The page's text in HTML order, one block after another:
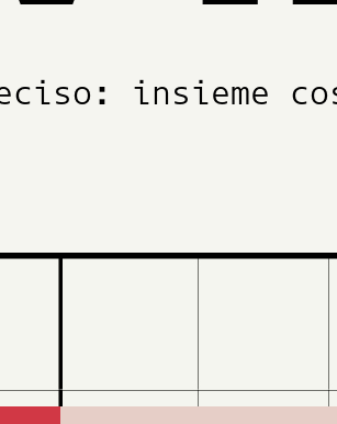
insieme